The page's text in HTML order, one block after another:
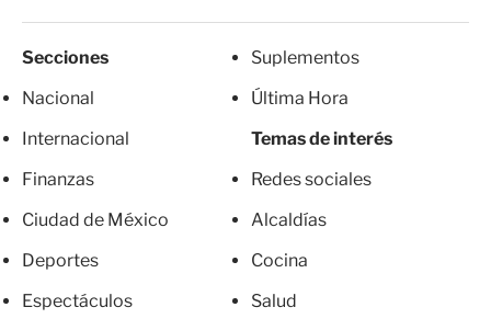
Secciones
Nacional
Internacional
Finanzas
Ciudad de México
Deportes
Espectáculos
Suplementos
Última Hora
Temas de interés
Redes sociales
Alcaldías
Cocina
Salud